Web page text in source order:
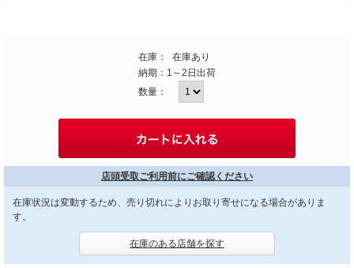
在庫：
在庫あり
納期： 1～2日出荷
数量：
店頭受取ご利用前にご確認ください
在庫状況は変動するため、売り切れによりお取り寄せになる場合がありま
す。
在庫のある店舗を探す